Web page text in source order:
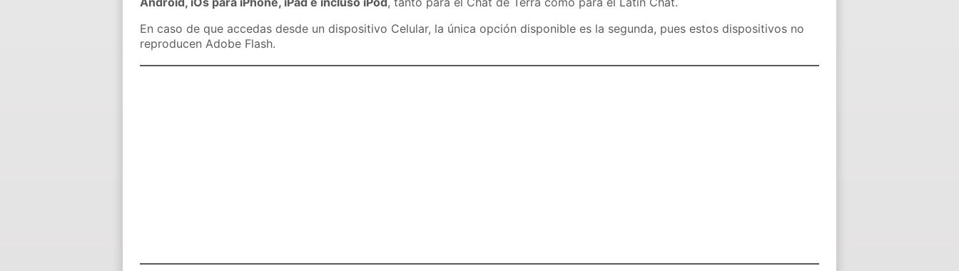
En caso de que accedas desde un dispositivo Celular, la única opción disponible es la segunda, pues estos dispositivos no
reproducen Adobe Flash.